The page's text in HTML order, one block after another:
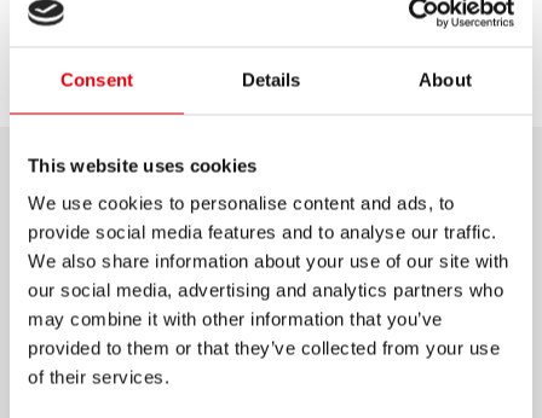
Consent Details About
This website uses cookies
We use cookies to personalise content and ads, to
provide social media features and to analyse our traffic.
We also share information about your use of our site with
our social media, advertising and analytics partners who
may combine it with other information that you’ve
provided to them or that they’ve collected from your use
of their services.
GEMKAPCSOK
Erős és tartós galvanizált acél
Kerekített végű a könnyebb használatért
Irodai, iskolai és otthoni használatra
30, 40 vagy 50 laphoz